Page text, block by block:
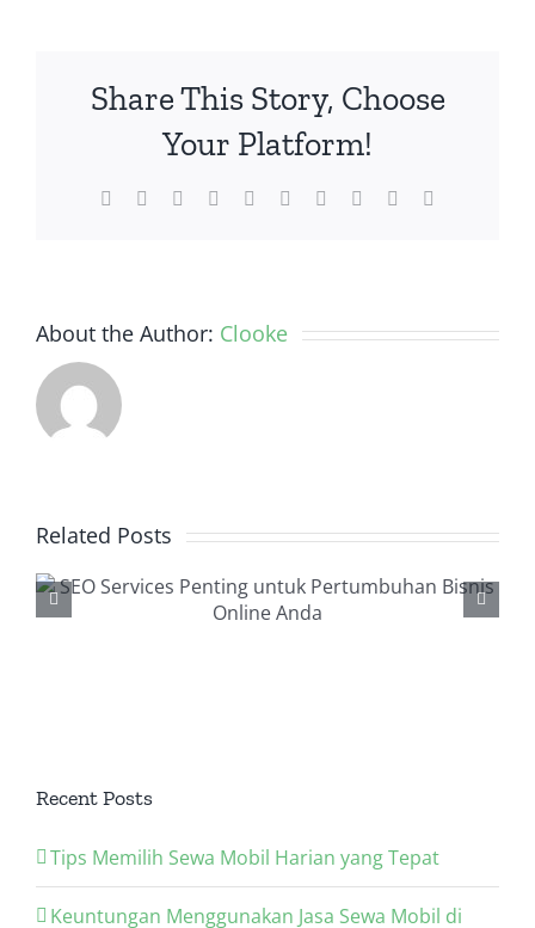
Share This Story, Choose
Your Platform!
Facebook
TwitterReddit LinkedInWhatsApp
TumblrPinterest Xing
About the Author: Clooke
Related Posts
Backlink Checker, Alat
Penting dalam Strategi
Recent Posts
Tips Memilih Sewa Mobil Harian yang Tepat
Keuntungan Menggunakan Jasa Sewa Mobil di